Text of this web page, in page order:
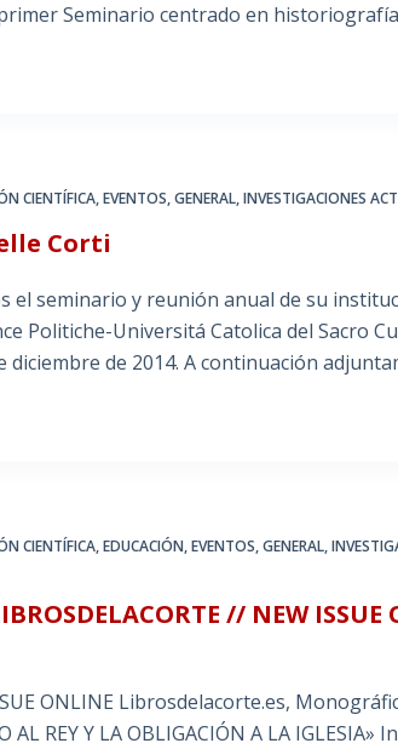
Seminario centrado en
CIENTÍFICA,EVENTOS,GENERAL,INVESTIGACIONES
Corti
el seminario y reunión anual de su
Politiche-Universitá Catolica del Sacro
diciembre de 2014. A continuación
CIENTÍFICA,EDUCACIÓN,EVENTOS,GENERAL,
// NEW ISSUE
ONLINE Librosdelacorte.es,
AL REY Y LA OBLIGACIÓN A LA